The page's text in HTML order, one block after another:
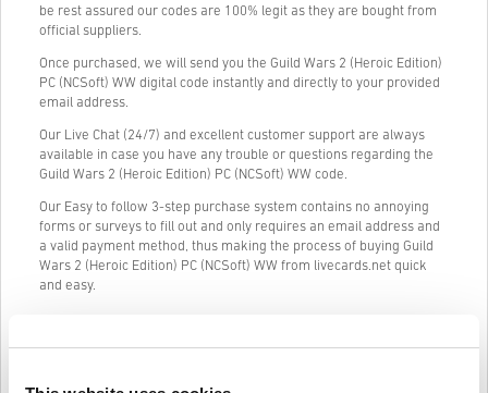
be rest assured our codes are 100% legit as they are bought from
official suppliers.
Once purchased, we will send you the Guild Wars 2 (Heroic Edition)
PC (NCSoft) WW digital code instantly and directly to your provided
email address.
Our Live Chat (24/7) and excellent customer support are always
available in case you have any trouble or questions regarding the
Guild Wars 2 (Heroic Edition) PC (NCSoft) WW code.
Our Easy to follow 3-step purchase system contains no annoying
forms or surveys to fill out and only requires an email address and
a valid payment method, thus making the process of buying Guild
Wars 2 (Heroic Edition) PC (NCSoft) WW from livecards.net quick
and easy.